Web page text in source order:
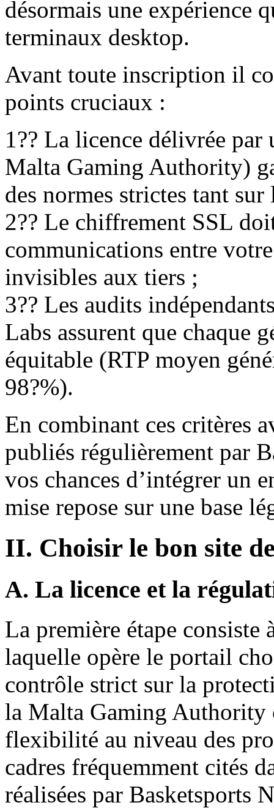
désormais une expérience
terminaux desktop.
Avant toute inscription il
points cruciaux :
1?? La licence délivrée
Malta Gaming Authority)
des normes strictes tant
2?? Le chiffrement SSL
communications entre
invisibles aux tiers ;
3?? Les audits
Labs assurent que chaque
équitable (RTP moyen
98?%).
En combinant ces critères
publiés régulièrement par
vos chances d’intégrer un
mise repose sur une base
II. Choisir le bon site
A. La licence et la
La première étape
laquelle opère le portail
contrôle strict sur la
la Malta Gaming Authority
flexibilité au niveau des
cadres fréquemment cités
réalisées par Basketsports